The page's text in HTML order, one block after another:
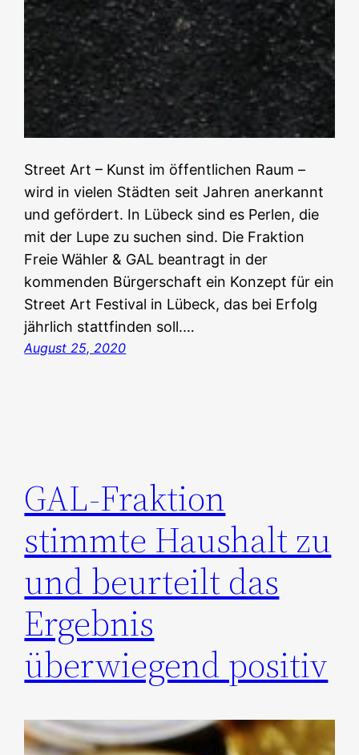
Street Art – Kunst im öffentlichen Raum –
wird in vielen Städten seit Jahren anerkannt
und gefördert. In Lübeck sind es Perlen, die
mit der Lupe zu suchen sind. Die Fraktion
Freie Wähler & GAL beantragt in der
kommenden Bürgerschaft ein Konzept für ein
Street Art Festival in Lübeck, das bei Erfolg
jährlich stattfinden soll.…
August 25, 2020
GAL-Fraktion
stimmte Haushalt zu
und beurteilt das
Ergebnis
überwiegend positiv